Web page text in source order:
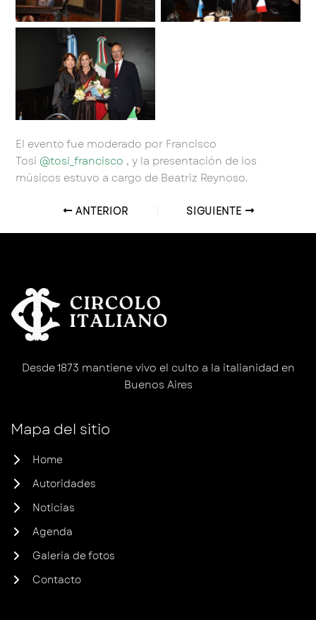
Sin leyenda
El evento fue moderado por Francisco
Tosi @tosi_francisco , y la presentación de los
músicos estuvo a cargo de Beatriz Reynoso.
ANTERIOR SIGUIENTE
Desde 1873 mantiene vivo el culto a la italianidad en
Buenos Aires
Mapa del sitio
Home
Autoridades
Noticias
Agenda
Galería de fotos
Contacto